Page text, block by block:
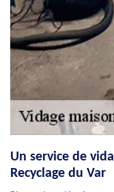
Un service de
Recyclage du Var